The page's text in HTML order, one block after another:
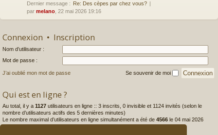
Dernier message :
Re: Des cèpes par chez vous?
par melano, 22 mai 2026 19:16
Connexion • Inscription
Nom d’utilisateur :
Mot de passe :
J’ai oublié mon mot de passe Se souvenir de moi
Qui est en ligne ?
Au total, il y a 1127 utilisateurs en ligne :: 3 inscrits, 0 invisible et 1124 invités (selon le
nombre d’utilisateurs actifs des 5 dernières minutes)
Le nombre maximal d’utilisateurs en ligne simultanément a été de 4566 le 04 mai 2026
22:36